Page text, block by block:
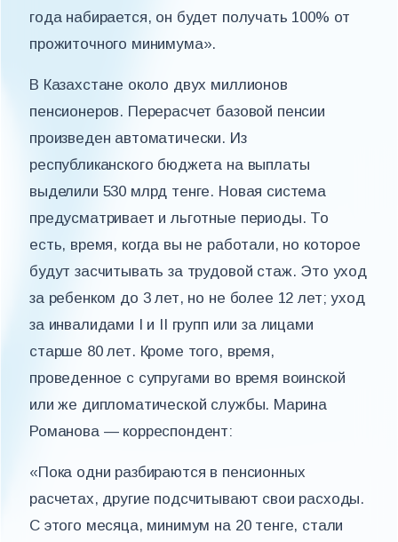
года набирается, он будет получать 100% от
прожиточного минимума».
В Казахстане около двух миллионов
пенсионеров. Перерасчет базовой пенсии
произведен автоматически. Из
республиканского бюджета на выплаты
выделили 530 млрд тенге. Новая система
предусматривает и льготные периоды. То
есть, время, когда вы не работали, но которое
будут засчитывать за трудовой стаж. Это уход
за ребенком до 3 лет, но не более 12 лет; уход
за инвалидами I и II групп или за лицами
старше 80 лет. Кроме того, время,
проведенное с супругами во время воинской
или же дипломатической службы. Марина
Романова — корреспондент:
«Пока одни разбираются в пенсионных
расчетах, другие подсчитывают свои расходы.
С этого месяца, минимум на 20 тенге, стали